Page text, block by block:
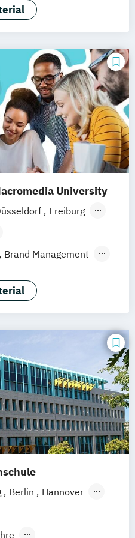
University
Freiburg
Brand Management
Management
Berlin
Hannover